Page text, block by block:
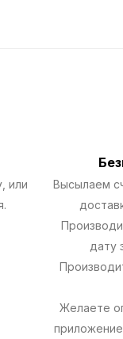
или
Высылаем
дату
Желаете